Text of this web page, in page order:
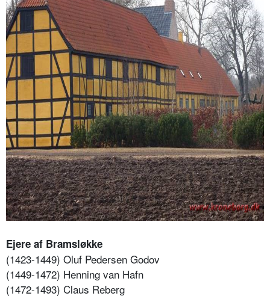
Ejere af Bramsløkke
(1423-1449) Oluf Pedersen Godov
(1449-1472) Henning van Hafn
(1472-1493) Claus Reberg